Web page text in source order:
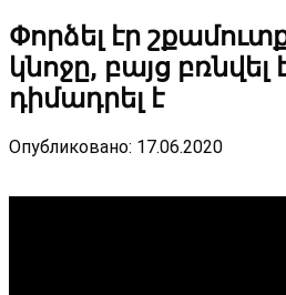
Փորձել էր
կնոջը, բայց բռնվել
դիմադրել է
Опубликовано: 17.06.2020